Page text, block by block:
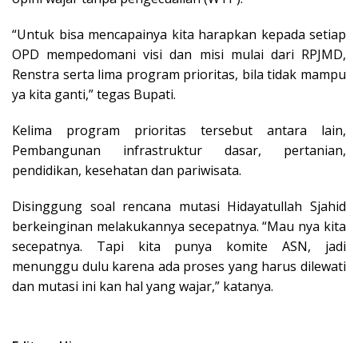
“Untuk bisa mencapainya kita harapkan kepada setiap
OPD mempedomani visi dan misi mulai dari RPJMD,
Renstra serta lima program prioritas, bila tidak mampu
ya kita ganti,” tegas Bupati.
Kelima program prioritas tersebut antara lain,
Pembangunan infrastruktur dasar, pertanian,
pendidikan, kesehatan dan pariwisata.
Disinggung soal rencana mutasi Hidayatullah Sjahid
berkeinginan melakukannya secepatnya. “Mau nya kita
secepatnya. Tapi kita punya komite ASN, jadi
menunggu dulu karena ada proses yang harus dilewati
dan mutasi ini kan hal yang wajar,” katanya.